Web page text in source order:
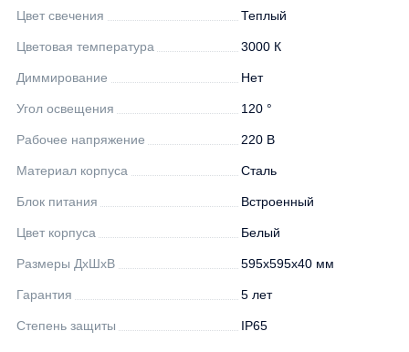
Цвет свечения Теплый
Цветовая температура 3000 К
Диммирование Нет
Угол освещения 120 °
Рабочее напряжение 220 В
Материал корпуса Сталь
Блок питания Встроенный
Цвет корпуса Белый
Размеры ДхШхВ 595х595х40 мм
Гарантия 5 лет
Степень защиты IP65